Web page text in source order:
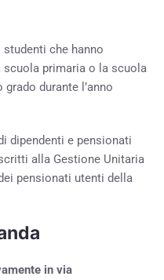
che hanno
primaria o la scuola
durante l’anno
dipendenti e pensionati
alla Gestione Unitaria
pensionati utenti della
in via